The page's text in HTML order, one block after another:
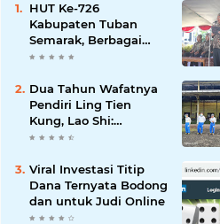
HUT Ke-726
Kabupaten Tuban
Semarak, Berbagai
Prestasinya Pun
Dua Tahun Wafatnya
Pendiri Ling Tien
Kung, Lao Shi:
Amanah Harus Kita
Viral Investasi Titip
Dana Ternyata Bodong
dan untuk Judi Online